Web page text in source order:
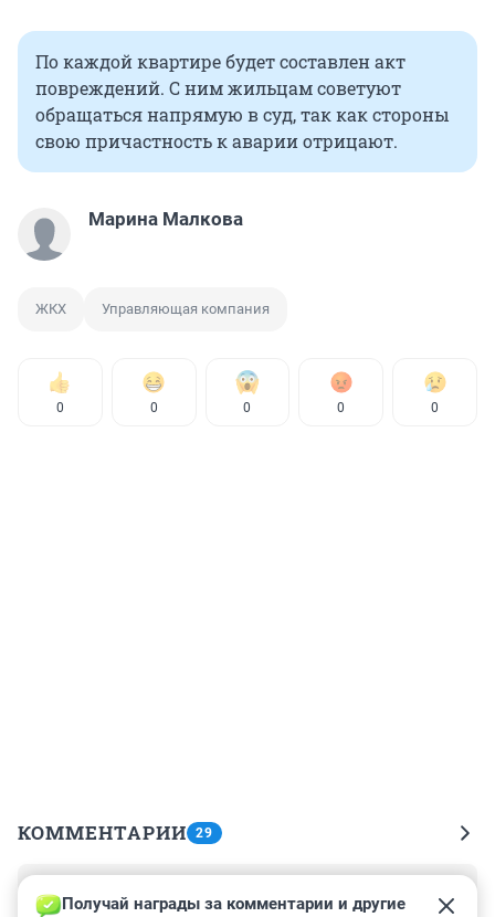
По каждой квартире будет составлен акт
повреждений. С ним жильцам советуют
обращаться напрямую в суд, так как стороны
свою причастность к аварии отрицают.
Марина Малкова
ЖКХ Управляющая компания
0 0 0 0 0
КОММЕНТАРИИ 29
6 марта 2015, 22:13
Получай награды за комментарии и другие